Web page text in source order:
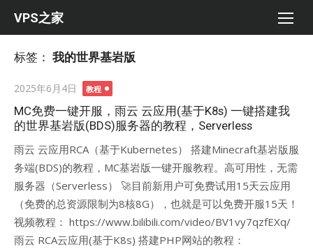
VPS之家
标签： 我的世界基岩版
Posted
on
2025年6月4日 教程
MC免费一键开服，雨云 云应用(基于K8s) 一键搭建我
的世界基岩版(BDS)服务器的教程，Serverless
雨云 云应用RCA（基于Kubernetes） 搭建Minecraft基岩版服
务端(BDS)的教程，MC基岩版一键开服教程。高可用性，无需
服务器（Serverless） 🚀目前新用户可免费试用15天云应用
（免费的总资源限制为8核8G），也就是可以免费开服15天！
视频教程： https://www.bilibili.com/video/BV1vy7qzfEXq/
雨云 RCA云应用(基于K8s) 搭建PHP网站的教程：